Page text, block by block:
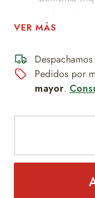
de 14cm x
yerbera/
de 10cm x
Bolsa
(consultar
Un obsequio
VER MÁS
Pedidos por
mayor.